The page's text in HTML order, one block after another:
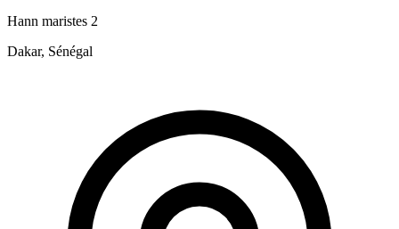
Hann maristes 2
Dakar, Sénégal